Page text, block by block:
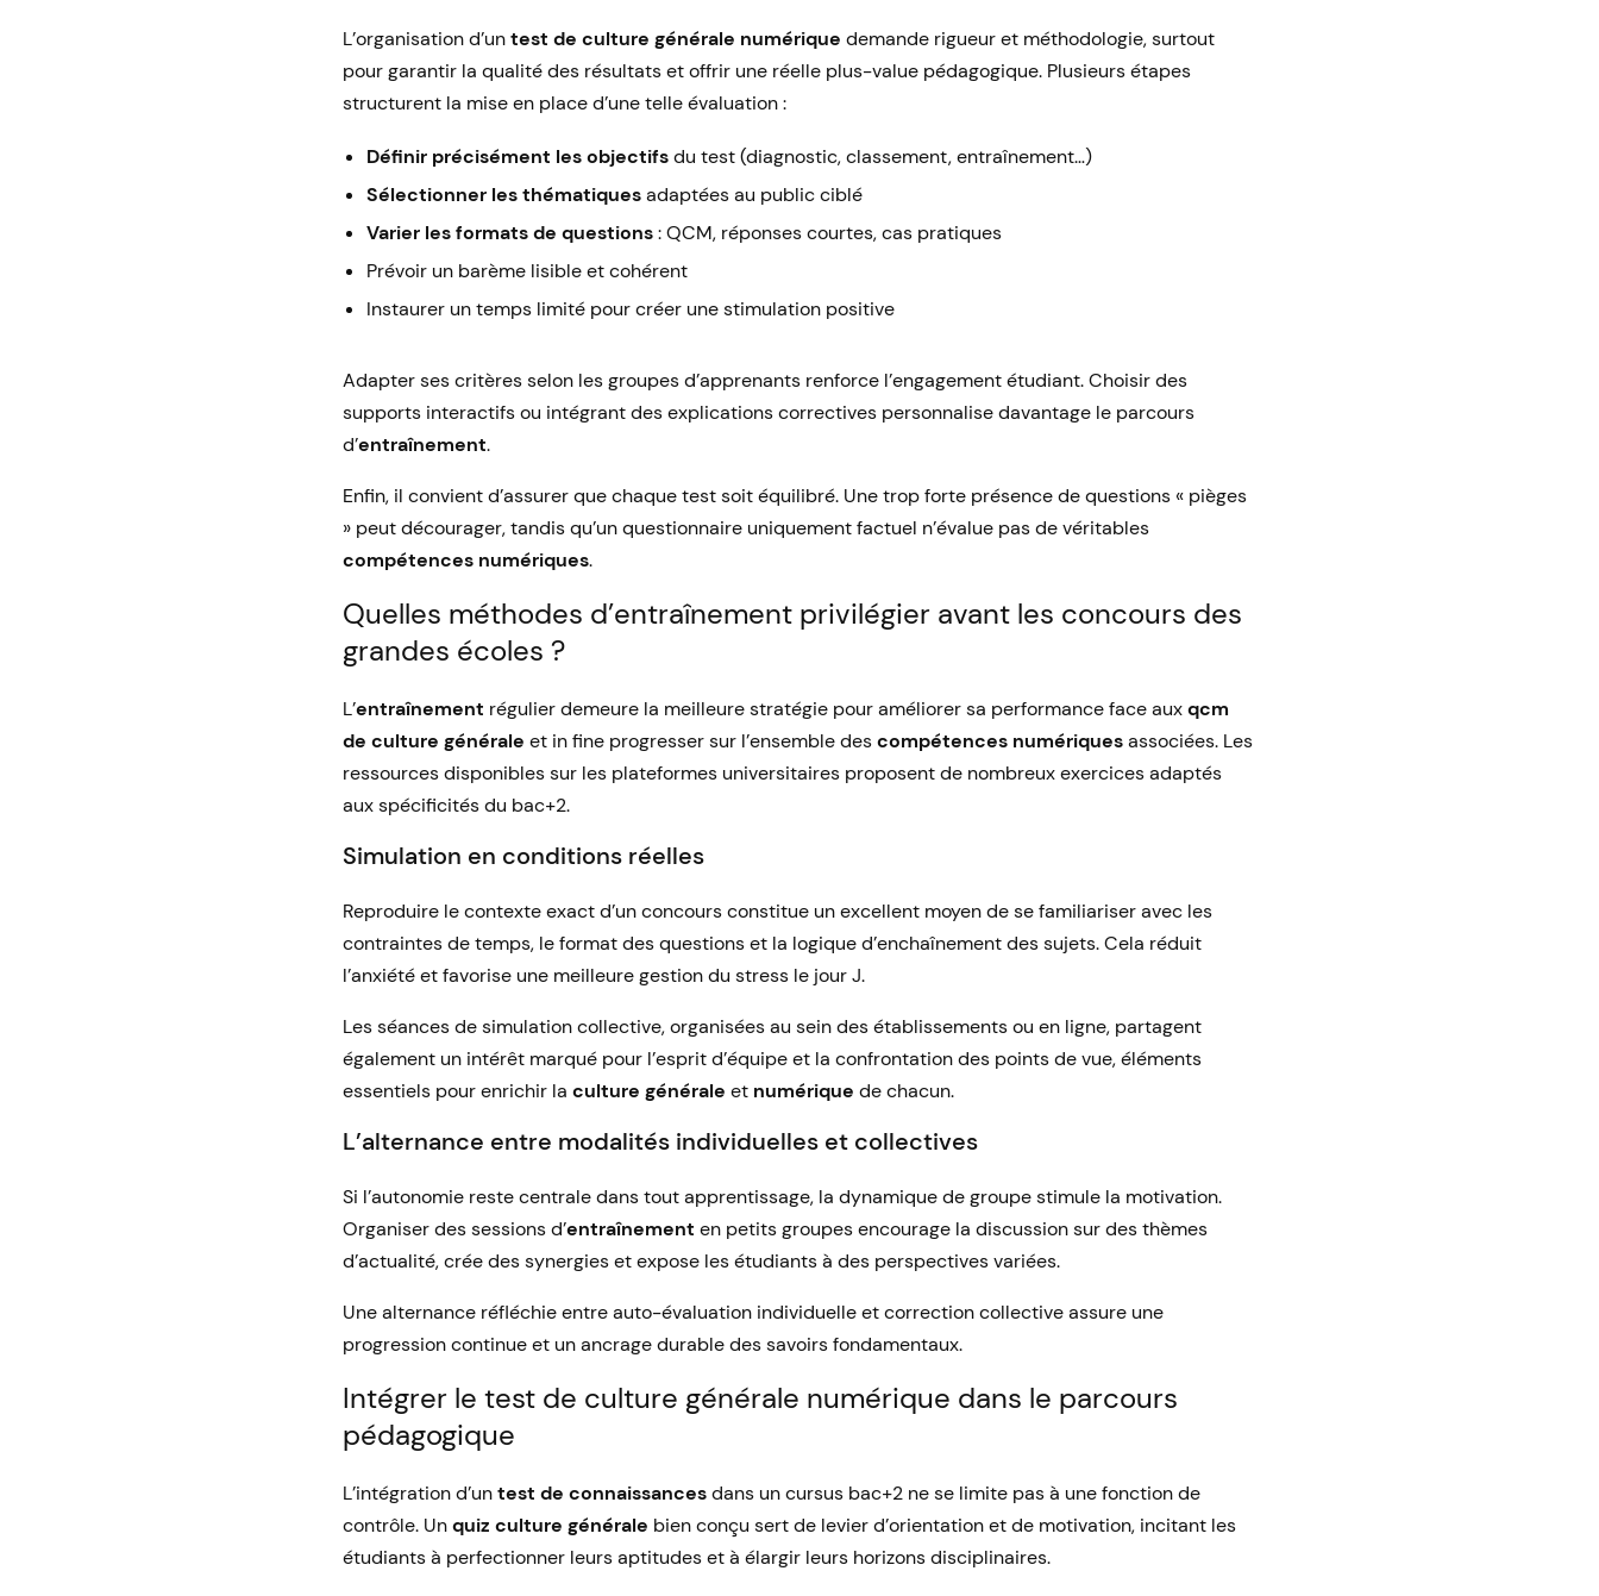
L’organisation d’untest de culture générale numérique demande rigueur et méthodologie, surtout
pour garantir la qualité des résultats et offrir une réelle plus-value pédagogique. Plusieurs étapes
structurent la mise en place d’une telle évaluation :
Définir précisément les objectifsdu test (diagnostic, classement, entraînement…)
Sélectionner les thématiquesadaptées au public ciblé
Varier les formats de questions: QCM, réponses courtes, cas pratiques
Prévoir un barème lisible et cohérent
Instaurer un temps limité pour créer une stimulation positive
Adapter ses critères selon les groupes d’apprenants renforce l’engagement étudiant. Choisir des
supports interactifs ou intégrant des explications correctives personnalise davantage le parcours
d’entraînement.
Enfin, il convient d’assurer que chaque test soit équilibré. Une trop forte présence de questions « pièges
» peut décourager, tandis qu’un questionnaire uniquement factuel n’évalue pas de véritables
compétences numériques.
Quelles méthodes d’entraînement privilégier avant les concours des
grandes écoles ?
L’entraînement régulier demeure la meilleure stratégie pour améliorer sa performance face auxqcm
de culture générale et in fine progresser sur l’ensemble descompétences numériquesassociées. Les
ressources disponibles sur les plateformes universitaires proposent de nombreux exercices adaptés
aux spécificités du bac+2.
Simulation en conditions réelles
Reproduire le contexte exact d’un concours constitue un excellent moyen de se familiariser avec les
contraintes de temps, le format des questions et la logique d’enchaînement des sujets. Cela réduit
l’anxiété et favorise une meilleure gestion du stress le jour J.
Les séances de simulation collective, organisées au sein des établissements ou en ligne, partagent
également un intérêt marqué pour l’esprit d’équipe et la confrontation des points de vue, éléments
essentiels pour enrichir la culture générale et numérique de chacun.
L’alternance entre modalités individuelles et collectives
Si l’autonomie reste centrale dans tout apprentissage, la dynamique de groupe stimule la motivation.
Organiser des sessions d’entraînement en petits groupes encourage la discussion sur des thèmes
d’actualité, crée des synergies et expose les étudiants à des perspectives variées.
Une alternance réfléchie entre auto-évaluation individuelle et correction collective assure une
progression continue et un ancrage durable des savoirs fondamentaux.
Intégrer le test de culture générale numérique dans le parcours
pédagogique
L’intégration d’untest de connaissancesdans un cursus bac+2 ne se limite pas à une fonction de
contrôle. Unquiz culture générale bien conçu sert de levier d’orientation et de motivation, incitant les
étudiants à perfectionner leurs aptitudes et à élargir leurs horizons disciplinaires.